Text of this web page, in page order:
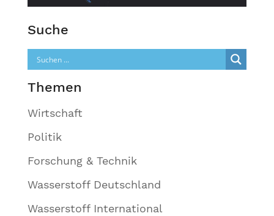
Suche
Themen
Wirtschaft
Politik
Forschung & Technik
Wasserstoff Deutschland
Wasserstoff International